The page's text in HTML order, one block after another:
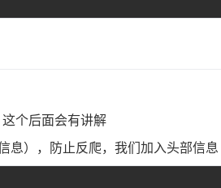
个后面会有讲解
息），防止反爬，我们加入头部信息